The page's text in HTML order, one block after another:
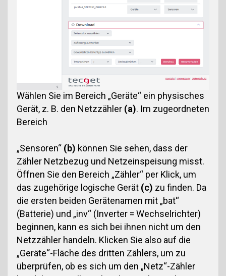
Wählen Sie im Bereich „Geräte“ ein physisches
Gerät, z. B. den Netzzähler (a). Im zugeordneten
Bereich
„Sensoren“ (b) können Sie sehen, dass der
Zähler Netzbezug und Netzeinspeisung misst.
Öffnen Sie den Bereich „Zähler“ per Klick, um
das zugehörige logische Gerät (c) zu finden. Da
die ersten beiden Gerätenamen mit „bat“
(Batterie) und „inv“ (Inverter = Wechselrichter)
beginnen, kann es sich bei ihnen nicht um den
Netzzähler handeln. Klicken Sie also auf die
„Geräte“-Fläche des dritten Zählers, um zu
überprüfen, ob es sich um den „Netz“-Zähler